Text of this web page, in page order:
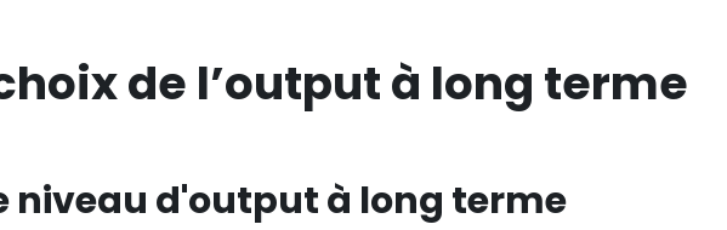
de l’output à long terme
niveau d'output à long terme